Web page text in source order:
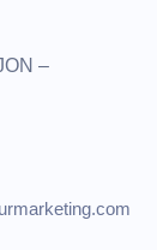
–